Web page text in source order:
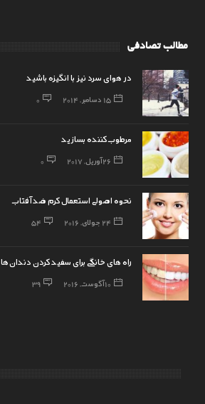
مطالب تصادفی
در هوای سرد نیز با انگیزه باشید
15 دسامبر, 2014 0
26 آوریل, 2017 0
نحوه اصولی استعمال کرم ضد آفتاب
24 جولای, 2016 54
راه های خانگی برای سفید کردن دندان‌ها
10 آگوست, 2016 39